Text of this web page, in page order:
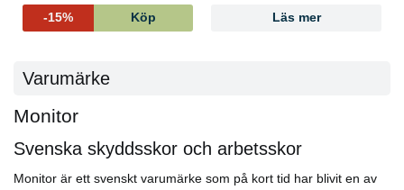
-15% Köp Läs mer
Varumärke
Monitor
Svenska skyddsskor och arbetsskor
Monitor är ett svenskt varumärke som på kort tid har blivit en av